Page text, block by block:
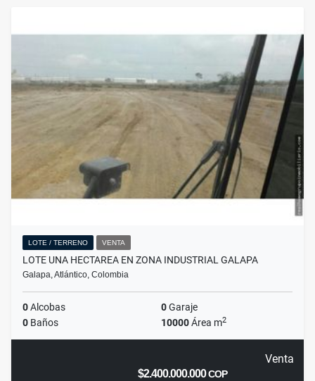
LOTE / TERRENO VENTA
LOTE UNA HECTAREA EN ZONA INDUSTRIAL GALAPA
Galapa, Atlántico, Colombia
0Alcobas 0Garaje
0 Baños 10000Área m2
Venta
$2.400.000.000COP